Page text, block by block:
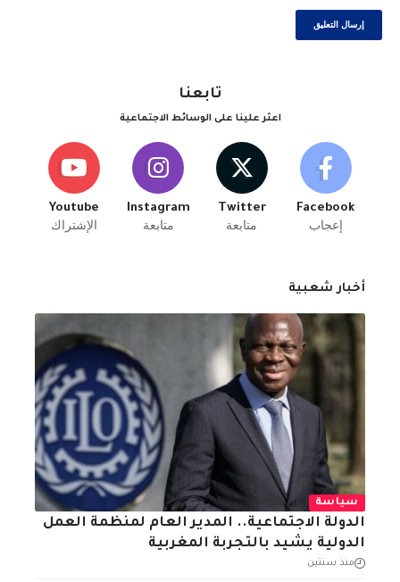
تابعنا
اعثر علينا على الوسائط الاجتماعية
Facebook
إعجاب
Twitter
متابعة
Instagram
متابعة
Youtube
الإشتراك
أخبار شعبية
سياسة
الدولة الاجتماعية.. المدير العام لمنظمة العمل
الدولية يشيد بالتجربة المغربية
منذ سنتين